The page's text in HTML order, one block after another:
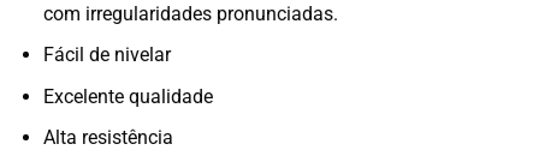
com irregularidades pronunciadas.
Fácil de nivelar
Excelente qualidade
Alta resistência